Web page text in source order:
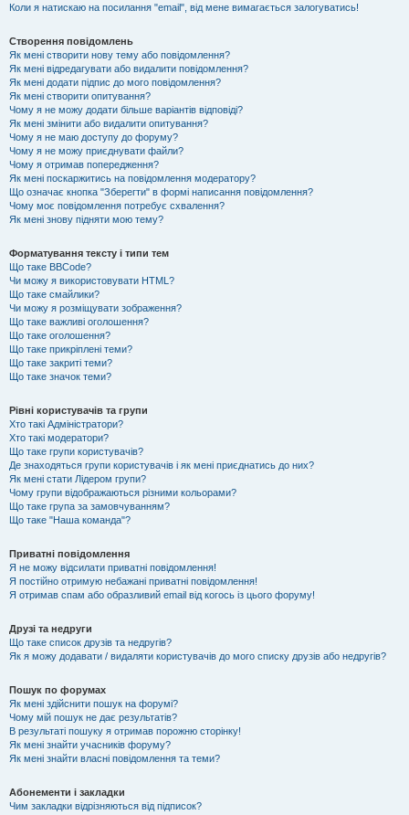
Коли я натискаю на посилання "email", від мене вимагається залогуватись!
Створення повідомлень
Як мені створити нову тему або повідомлення?
Як мені відредагувати або видалити повідомлення?
Як мені додати підпис до мого повідомлення?
Як мені створити опитування?
Чому я не можу додати більше варіантів відповіді?
Як мені змінити або видалити опитування?
Чому я не маю доступу до форуму?
Чому я не можу приєднувати файли?
Чому я отримав попередження?
Як мені поскаржитись на повідомлення модератору?
Що означає кнопка "Зберегти" в формі написання повідомлення?
Чому моє повідомлення потребує схвалення?
Як мені знову підняти мою тему?
Форматування тексту і типи тем
Що таке BBCode?
Чи можу я використовувати HTML?
Що таке смайлики?
Чи можу я розміщувати зображення?
Що таке важливі оголошення?
Що таке оголошення?
Що таке прикріплені теми?
Що таке закриті теми?
Що таке значок теми?
Рівні користувачів та групи
Хто такі Адміністратори?
Хто такі модератори?
Що таке групи користувачів?
Де знаходяться групи користувачів і як мені приєднатись до них?
Як мені стати Лідером групи?
Чому групи відображаються різними кольорами?
Що таке група за замовчуванням?
Що таке "Наша команда"?
Приватні повідомлення
Я не можу відсилати приватні повідомлення!
Я постійно отримую небажані приватні повідомлення!
Я отримав спам або образливий email від когось із цього форуму!
Друзі та недруги
Що таке список друзів та недругів?
Як я можу додавати / видаляти користувачів до мого списку друзів або недругів?
Пошук по форумах
Як мені здійснити пошук на форумі?
Чому мій пошук не дає результатів?
В результаті пошуку я отримав порожню сторінку!
Як мені знайти учасників форуму?
Як мені знайти власні повідомлення та теми?
Абонементи і закладки
Чим закладки відрізняються від підписок?